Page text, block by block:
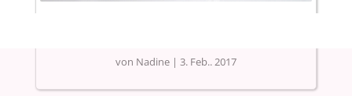
von Nadine| 3. Feb.. 2017